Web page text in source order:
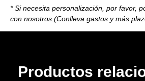
* Si necesita personalización, por favor,
con nosotros.(Conlleva gastos y más
Productos